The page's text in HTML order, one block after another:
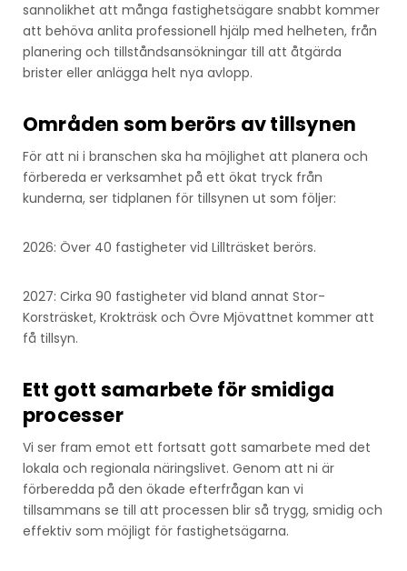
sannolikhet att många fastighetsägare snabbt kommer
att behöva anlita professionell hjälp med helheten, från
planering och tillståndsansökningar till att åtgärda
brister eller anlägga helt nya avlopp.
Områden som berörs av tillsynen
För att ni i branschen ska ha möjlighet att planera och
förbereda er verksamhet på ett ökat tryck från
kunderna, ser tidplanen för tillsynen ut som följer:
2026: Över 40 fastigheter vid Lillträsket berörs.
2027: Cirka 90 fastigheter vid bland annat Stor-
Korsträsket, Krokträsk och Övre Mjövattnet kommer att
få tillsyn.
Ett gott samarbete för smidiga
processer
Vi ser fram emot ett fortsatt gott samarbete med det
lokala och regionala näringslivet. Genom att ni är
förberedda på den ökade efterfrågan kan vi
tillsammans se till att processen blir så trygg, smidig och
effektiv som möjligt för fastighetsägarna.